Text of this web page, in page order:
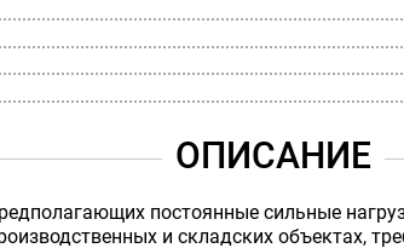
ОПИСАНИЕ
постоянные сильные
и складских объектах,